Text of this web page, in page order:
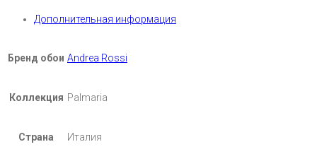
Дополнительная информация
Бренд обои Andrea Rossi
Коллекция Palmaria
Страна Италия